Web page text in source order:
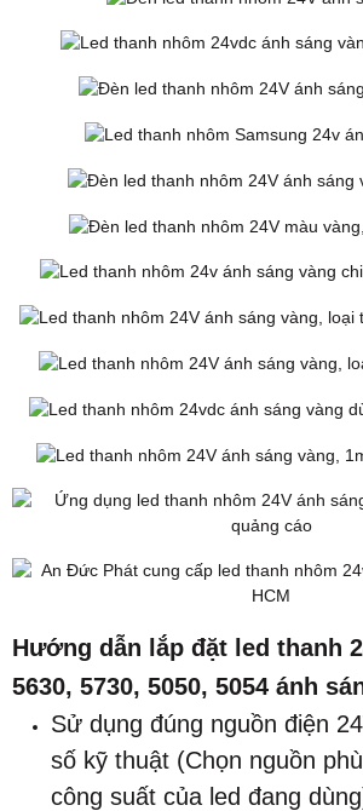
Hướng dẫn lắp đặt led thanh
5630, 5730, 5050, 5054 ánh
Sử dụng đúng nguồn điện
số kỹ thuật (Chọn nguồn
công suất của led đang